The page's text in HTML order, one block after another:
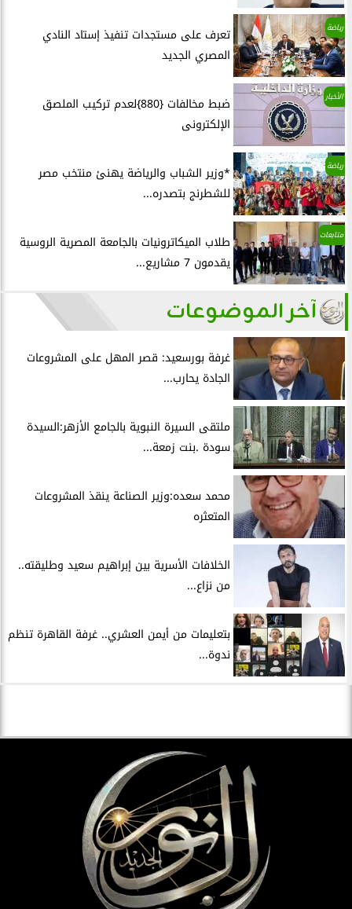
رياضة
تعرف على مستجدات تنفيذ إستاد النادي
المصري الجديد
الأخبار
ضبط مخالفات {880}لعدم تركيب الملصق
الإلكترونى
رياضة
*وزير الشباب والرياضة يهنئ منتخب مصر
للشطرنج بتصدره...
متابعات
طلاب الميكاترونيات بالجامعة المصرية الروسية
يقدمون 7 مشاريع...
آخر الموضوعات
غرفة بورسعيد: قصر المهل على المشروعات
الجادة يحارب...
ملتقى السيرة النبوية بالجامع الأزهر:السيدة
سودة .بنت زمعة...
محمد سعده:وزير الصناعة ينقذ المشروعات
المتعثره
الخلافات الأسرية بين إبراهيم سعيد وطليقته..
من نزاع...
بتعليمات من أيمن العشري.. غرفة القاهرة تنظم
ندوة...